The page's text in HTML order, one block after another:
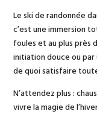
Le ski de randonnée
c’est une immersion
foules et au plus près
initiation douce ou par
de quoi satisfaire
N’attendez plus :
vivre la magie de